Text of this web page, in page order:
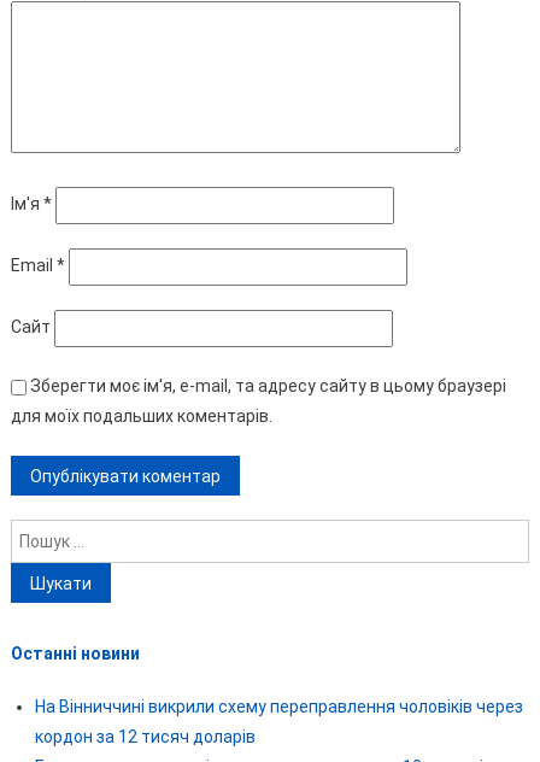
Ім'я *
Email *
Сайт
Зберегти моє ім'я, e-mail, та адресу сайту в цьому браузері
для моїх подальших коментарів.
Пошук:
Останні новини
На Вінниччині викрили схему переправлення чоловіків через
кордон за 12 тисяч доларів